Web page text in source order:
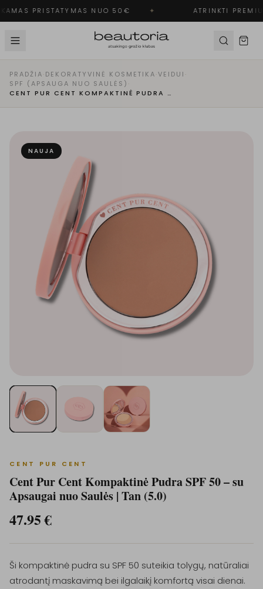
PRISTATYMAS NUO 50€ ✦ ATRINKTI
PRADŽIA·DEKORATYVINĖ KOSMETIKA·VEIDUI ·
SPF (APSAUGA NUO SAULĖS) ·
CENT PUR CENT KOMPAKTINĖ PUDRA SPF 50 – SU APSAUGAI NUO SAULĖS | TAN (5.0)
NAUJA
CENT PUR CENT
Cent Pur Cent Kompaktinė Pudra SPF 50 – su
Apsaugai nuo Saulės | Tan (5.0)
47.95€
Ši kompaktinė pudra su SPF 50 suteikia tolygų, natūraliai
atrodantį maskavimą bei ilgalaikį komfortą visai dienai.